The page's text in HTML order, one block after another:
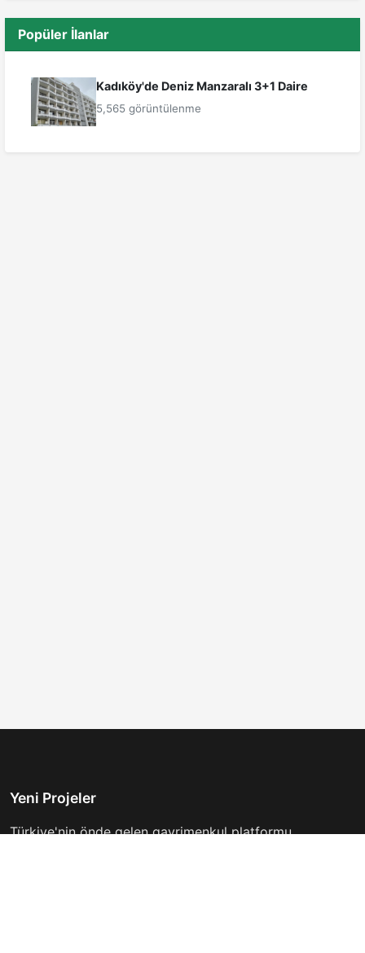
Popüler İlanlar
Kadıköy'de Deniz Manzaralı 3+1 Daire
5,565 görüntülenme
Yeni Projeler
Türkiye'nin önde gelen gayrimenkul platformu.